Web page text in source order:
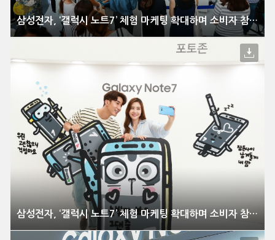
삼성전자, ‘갤럭시 노트7’ 체험 마케팅 확대하며 소비자 참여와 공감 강화
삼성전자, ‘갤럭시 노트7’ 체험 마케팅 확대하며 소비자 참여와 공감 강화